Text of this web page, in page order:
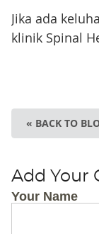
Jika ada
klinik Spinal
« BACK TO
Add Your
Your Name